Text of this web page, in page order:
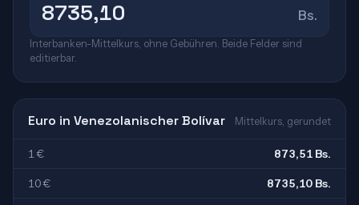
Bs.
Interbanken-Mittelkurs, ohne Gebühren. Beide Felder sind
editierbar.
Euro in Venezolanischer Bolívar Mittelkurs, gerundet
1 € 873,51 Bs.
10 € 8735,10 Bs.